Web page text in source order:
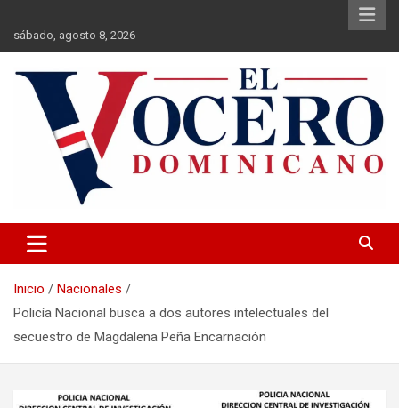
contenido
sábado, agosto 8, 2026
El Vocero Dominicano
Inicio
Nacionales
Policía Nacional busca a dos autores intelectuales del
secuestro de Magdalena Peña Encarnación